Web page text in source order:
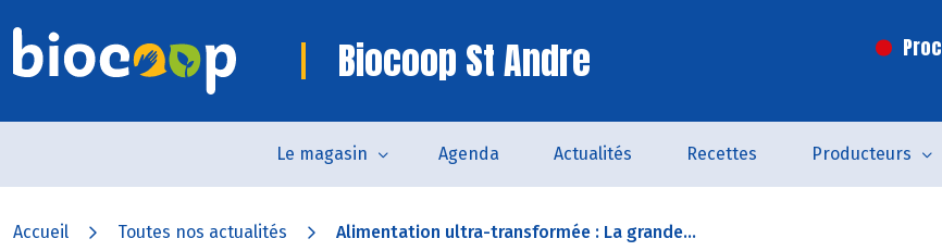
Biocoop St Andre
Le magasin Agenda Actualités Recettes Producteurs
Accueil Toutes nos actualités Alimentation ultra-transformée : La grande...